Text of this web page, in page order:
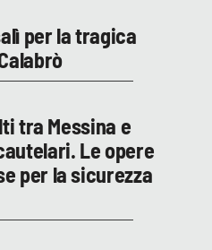
per la tragica
tra Messina e
Le opere
per la sicurezza